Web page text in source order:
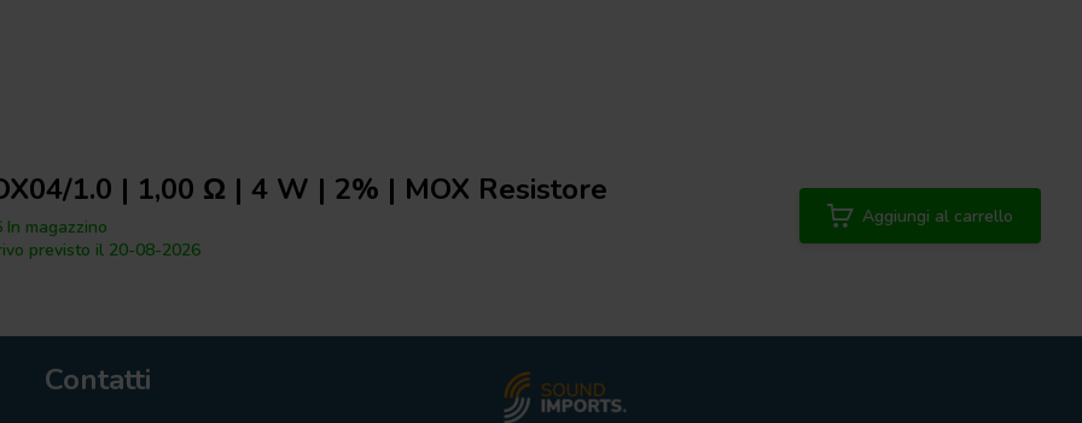
1.0 | 1,00 Ω | 4 W | 2% | MOX Resistore
In magazzino
previsto il 20-08-2026
Aggiungi al carrello
Contatti